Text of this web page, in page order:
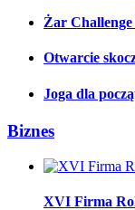
Żar Challenge
Otwarcie
Joga dla
Biznes
XVI Firma